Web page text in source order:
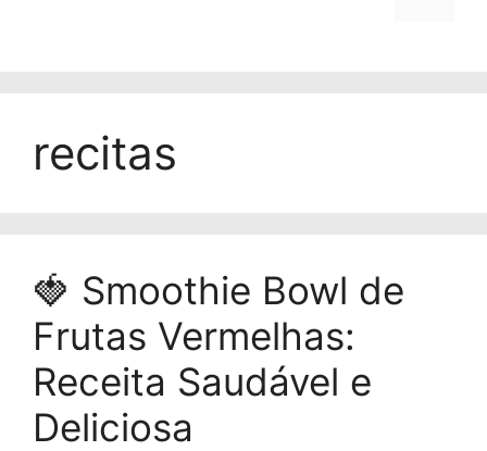
recitas
🍓 Smoothie Bowl de
Frutas Vermelhas:
Receita Saudável e
Deliciosa